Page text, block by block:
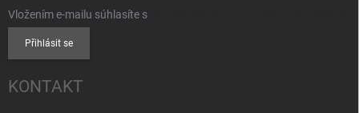
Vložením e-mailu súhlasíte s
Přihlásit se
KONTAKT